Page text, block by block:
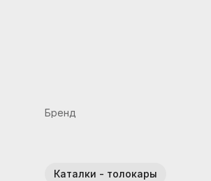
Бренд
Каталки - толокары